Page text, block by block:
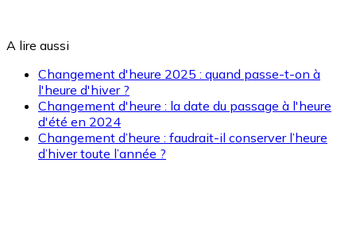
A lire aussi
Changement d'heure 2025 : quand passe-t-on à
l'heure d'hiver ?
Changement d'heure : la date du passage à l'heure
d'été en 2024
Changement d’heure : faudrait-il conserver l’heure
d’hiver toute l’année ?